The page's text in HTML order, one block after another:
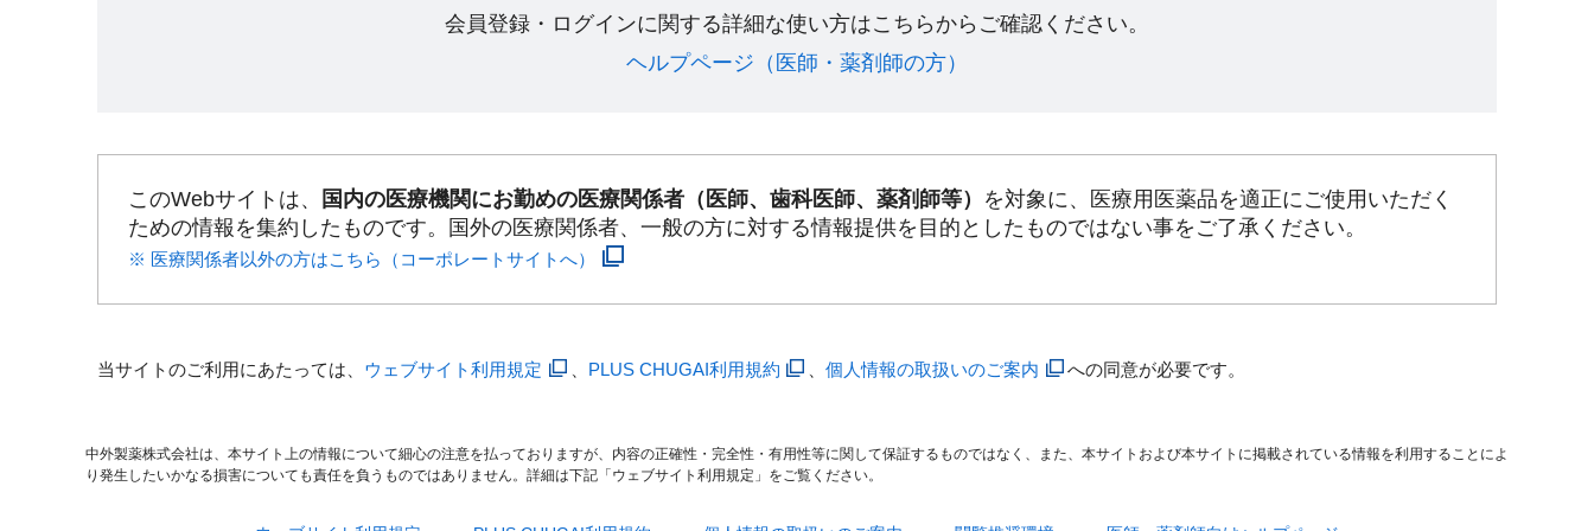
会員登録・ログインに関する詳細な使い方はこちらからご確認ください。​
ヘルプページ（医師・薬剤師の方）​
このWebサイトは、 国内の医療機関にお勤めの医療関係者（医師、歯科医師、薬剤師等） を対象に、医療用医薬品を適正にご使用いただく
ための情報を集約したものです。国外の医療関係者、一般の方に対する情報提供を目的としたものではない事をご了承ください。
※ 医療関係者以外の方はこちら（コーポレートサイトへ）
当サイトのご利用にあたっては、 ウェブサイト利用規定 PLUS CHUGAI利用規約 、個人情報の取扱いのご案内 への同意が必要です。
中外製薬株式会社は、本サイト上の情報について細心の注意を払っておりますが、内容の正確性・完全性・有用性等に関して保証するものではなく、また、本サイトおよび本サイトに掲載されている情報を利用することによ
り発生したいかなる損害についても責任を負うものではありません。詳細は下記「ウェブサイト利用規定」をご覧ください。